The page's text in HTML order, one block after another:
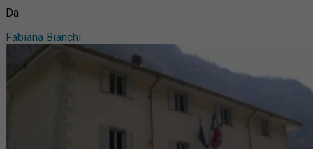
Da
Fabiana Bianchi